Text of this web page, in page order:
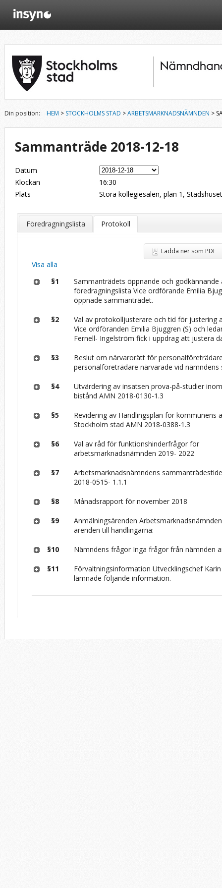
Din position: HEM > STOCKHOLMS STAD >ARBETSMARKNADSNÄMNDEN >
Sammanträde 2018-12-18
Datum
Klockan
16:30
Plats
Stora kollegiesalen, plan 1, Stadshuset
Föredragningslista Protokoll
Ladda ner som PDF
Visa alla
§1
Sammanträdets öppnande och godkännande
föredragningslista Vice ordförande Emilia
öppnade sammanträdet.
§2
Val av protokolljusterare och tid för justering
Vice ordföranden Emilia Bjuggren (S) och
Fernell- Ingelström fick i uppdrag att justera
§3
Beslut om närvarorätt för
personalföreträdare närvarade vid nämndens
§4
Utvärdering av insatsen prova-på-studier
bistånd AMN 2018-0130-1.3
§5
Revidering av Handlingsplan för kommunens
Stockholm stad AMN 2018-0388-1.3
§6
Val av råd för funktionshinderfrågor för
arbetsmarknadsnämnden 2019- 2022
§7
Arbetsmarknadsnämndens
2018-0515- 1.1.1
§8 Månadsrapport för november 2018
§9
Anmälningsärenden
ärenden till handlingarna:
§10 Nämndens frågor Inga frågor från nämnden
§11
Förvaltningsinformation Utvecklingschef
lämnade följande information.